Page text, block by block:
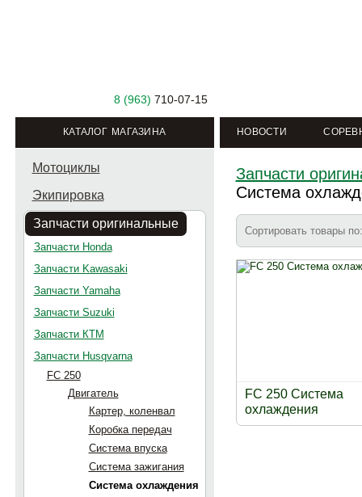
8 (963) 710-07-15
КАТАЛОГ МАГАЗИНА НОВОСТИ
Мотоциклы
Экипировка
Запчасти оригинальные
Запчасти Honda
Запчасти Kawasaki
Запчасти Yamaha
Запчасти Suzuki
Запчасти КТМ
Запчасти Husqvarna
FC 250
Двигатель
Картер, коленвал
Коробка передач
Система впуска
Система зажигания
Система охлаждения
Запчасти
Система
Сортировать товары
FC 250 Система
охлаждения